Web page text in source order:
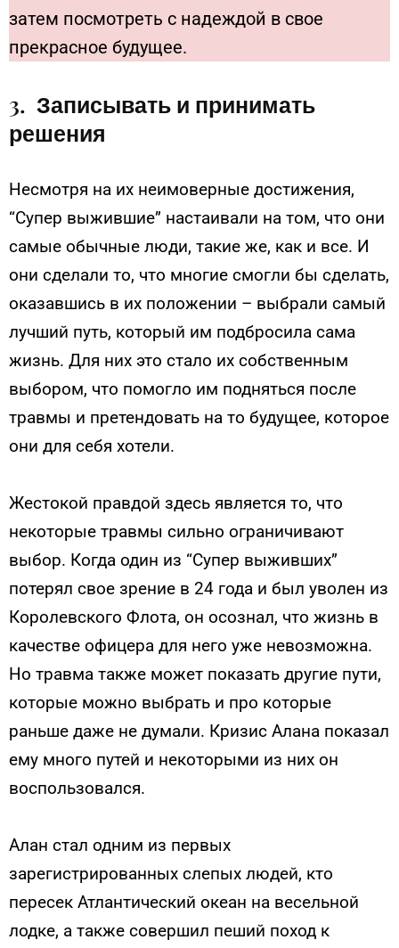
затем посмотреть с надеждой в свое
прекрасное будущее.
3. Записывать и принимать
решения
Несмотря на их неимоверные достижения,
“Cупер выжившие” настаивали на том, что они
самые обычные люди, такие же, как и все. И
они сделали то, что многие смогли бы сделать,
оказавшись в их положении – выбрали самый
лучший путь, который им подбросила сама
жизнь. Для них это стало их собственным
выбором, что помогло им подняться после
травмы и претендовать на то будущее, которое
они для себя хотели.
Жестокой правдой здесь является то, что
некоторые травмы сильно ограничивают
выбор. Когда один из “Cупер выживших”
потерял свое зрение в 24 года и был уволен из
Королевского Флота, он осознал, что жизнь в
качестве офицера для него уже невозможна.
Но травма также может показать другие пути,
которые можно выбрать и про которые
раньше даже не думали. Кризис Алана показал
ему много путей и некоторыми из них он
воспользовался.
Алан стал одним из первых
зарегистрированных слепых людей, кто
пересек Атлантический океан на весельной
лодке, а также совершил пеший поход к